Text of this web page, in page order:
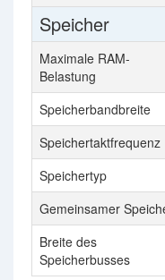
Speicher
Maximale RAM-
Belastung
Speicherbandbreite
Speichertaktfrequenz
Speichertyp
Gemeinsamer
Breite des
Speicherbusses